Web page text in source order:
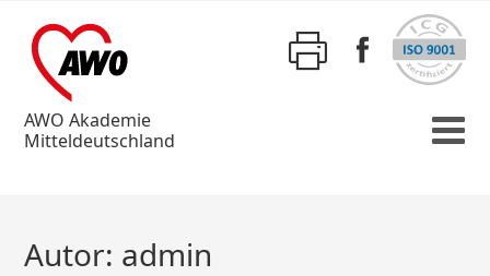
AWO Akademie
Mitteldeutschland
Autor: admin